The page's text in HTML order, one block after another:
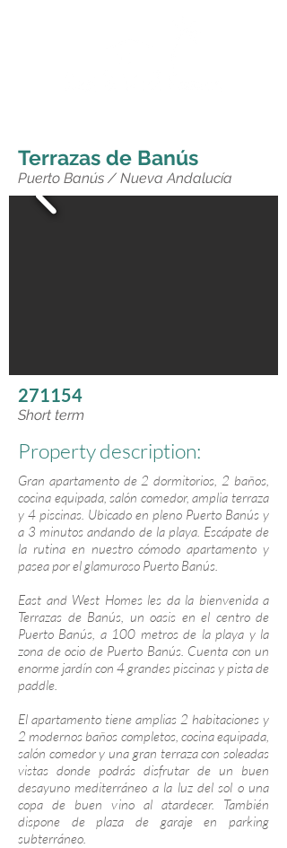
Terrazas de Banús
Puerto Banús / Nueva Andalucía
271154
Short term
Property description:
Gran apartamento de 2 dormitorios, 2 baños,
cocina equipada, salón comedor, amplia terraza
y 4 piscinas. Ubicado en pleno Puerto Banús y
a 3 minutos andando de la playa. Escápate de
la rutina en nuestro cómodo apartamento y
pasea por el glamuroso Puerto Banús.
East and West Homes les da la bienvenida a
Terrazas de Banús, un oasis en el centro de
Puerto Banús, a 100 metros de la playa y la
zona de ocio de Puerto Banús. Cuenta con un
enorme jardín con 4 grandes piscinas y pista de
paddle.
El apartamento tiene amplias 2 habitaciones y
2 modernos baños completos, cocina equipada,
salón comedor y una gran terraza con soleadas
vistas donde podrás disfrutar de un buen
desayuno mediterráneo a la luz del sol o una
copa de buen vino al atardecer. También
dispone de plaza de garaje en parking
subterráneo.